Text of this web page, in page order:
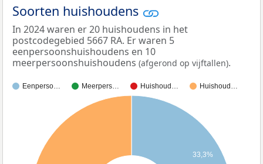
Soorten huishoudens
In 2024 waren er 20 huishoudens in het
postcodegebied 5667 RA. Er waren 5
eenpersoonshuishoudens en 10
meerpersoonshuishoudens (afgerond op vijftallen).
Eenperso… Meerpers… Huishoud… Huishoud…
33,3%